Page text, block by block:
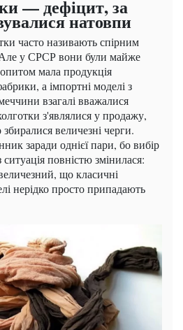
— дефіцит, за
натовпи
часто називають спірним
у СРСР вони були майже
мала продукція
а імпортні моделі з
взагалі вважалися
з'являлися у продажу,
величезні черги.
заради однієї пари, бо вибір
повністю змінилася:
що класичні
нерідко просто припадають